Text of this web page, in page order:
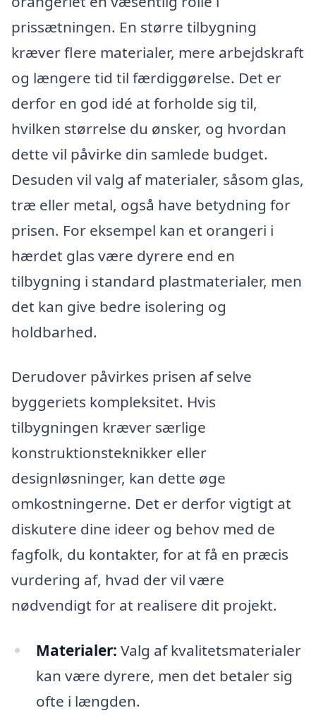
prissætningen. En større tilbygning
kræver flere materialer, mere arbejdskraft
og længere tid til færdiggørelse. Det er
derfor en god idé at forholde sig til,
hvilken størrelse du ønsker, og hvordan
dette vil påvirke din samlede budget.
Desuden vil valg af materialer, såsom glas,
træ eller metal, også have betydning for
prisen. For eksempel kan et orangeri i
hærdet glas være dyrere end en
tilbygning i standard plastmaterialer, men
det kan give bedre isolering og
holdbarhed.
Derudover påvirkes prisen af selve
byggeriets kompleksitet. Hvis
tilbygningen kræver særlige
konstruktionsteknikker eller
designløsninger, kan dette øge
omkostningerne. Det er derfor vigtigt at
diskutere dine ideer og behov med de
fagfolk, du kontakter, for at få en præcis
vurdering af, hvad der vil være
nødvendigt for at realisere dit projekt.
Materialer: Valg af kvalitetsmaterialer
kan være dyrere, men det betaler sig
ofte i længden.